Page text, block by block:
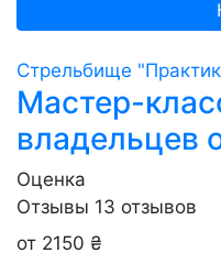
Стрельбище
Мастер-
владельцев
Оценка
Отзывы 13 отзывов
от 2150 ₴